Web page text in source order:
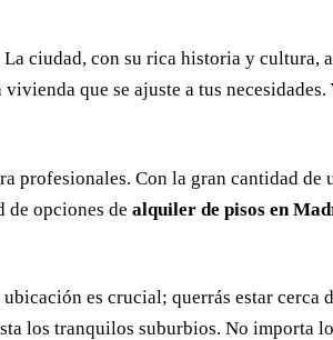
ciudad, con su rica historia y cultura,
que se ajuste a tus
profesionales. Con la gran cantidad
de opciones de alquiler de pisos en
es crucial; querrás estar cerca
los tranquilos suburbios. No importa